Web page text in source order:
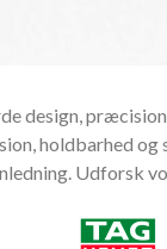
design,
holdbarhed